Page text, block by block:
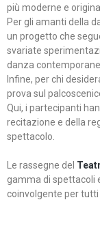
più moderne e
Per gli amanti della
un progetto che
svariate
danza
Infine, per chi
prova sul
Qui, i partecipanti
recitazione e della
spettacolo.
Le rassegne del
gamma di spettacoli
coinvolgente per tutti